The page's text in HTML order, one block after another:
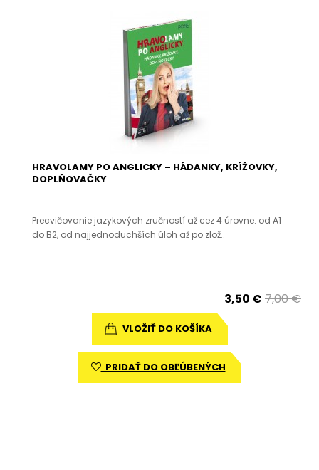
HRAVOLAMY PO ANGLICKY – HÁDANKY, KRÍŽOVKY,
DOPLŇOVAČKY
Precvičovanie jazykových zručností až cez 4 úrovne: od A1
do B2, od najjednoduchších úloh až po zlož..
3,50 € 7,00 €
VLOŽIŤ DO KOŠÍKA
PRIDAŤ DO OBĽÚBENÝCH